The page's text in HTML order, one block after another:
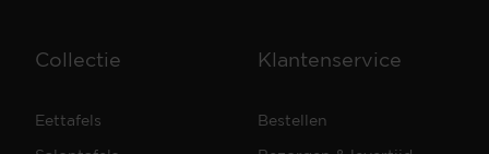
Collectie
Eettafels
Klantenservice
Bestellen